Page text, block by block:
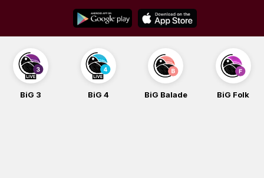
content
BiG 3 BiG 4 BiG Balade BiG Folk